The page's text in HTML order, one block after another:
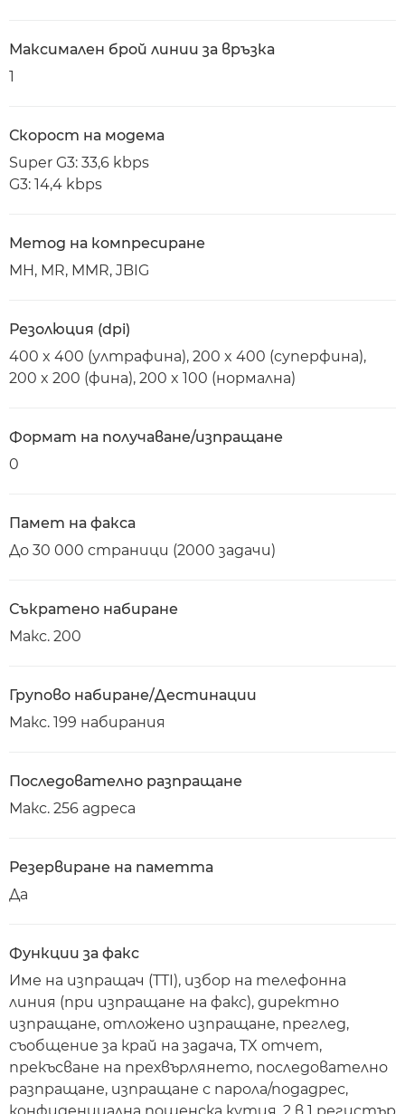
Максимален брой линии за връзка
1
Скорост на модема
Super G3: 33,6 kbps
G3: 14,4 kbps
Метод на компресиране
MH, MR, MMR, JBIG
Резолюция (dpi)
400 x 400 (ултрафина), 200 x 400 (суперфина),
200 x 200 (фина), 200 x 100 (нормална)
Формат на получаване/изпращане
0
Памет на факса
До 30 000 страници (2000 задачи)
Съкратено набиране
Макс. 200
Групово набиране/Дестинации
Макс. 199 набирания
Последователно разпращане
Макс. 256 адреса
Резервиране на паметта
Да
Функции за факс
Име на изпращач (TTI), избор на телефонна
линия (при изпращане на факс), директно
изпращане, отложено изпращане, преглед,
съобщение за край на задача, TX отчет,
прекъсване на прехвърлянето, последователно
разпращане, изпращане с парола/подадрес,